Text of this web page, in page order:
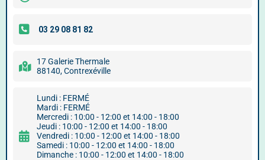
17 Galerie Thermale
88140, Contrexéville
Lundi : FERMÉ
Mardi : FERMÉ
Mercredi : 10:00 - 12:00 et 14:00 - 18:00
Jeudi : 10:00 - 12:00 et 14:00 - 18:00
Vendredi : 10:00 - 12:00 et 14:00 - 18:00
Samedi : 10:00 - 12:00 et 14:00 - 18:00
Dimanche : 10:00 - 12:00 et 14:00 - 18:00